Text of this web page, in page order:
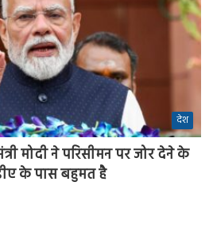
देश
मोदी ने परिसीमन पर जोर देने के
के पास बहुमत है